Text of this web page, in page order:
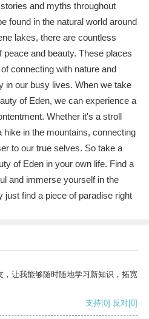
and myths throughout
found in the natural world around
lakes, there are countless
and beauty. These places
connecting with nature and
in our busy lives. When we take
of Eden, we can experience a
Whether it's a stroll
hike in the mountains, connecting
to our true selves. So take a
of Eden in your own life. Find a
and immerse yourself in the
just find a piece of paradise right
让我能够随时随地学习新知识，拓宽
支持[0] 反对[0]